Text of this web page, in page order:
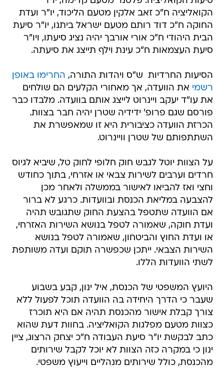
הבית היהודי ח"כ אורי אורבך יהיה נציג סיעתו, ויו"ר
סיעת העצמאות ח"כ עינת וילף תייצג את סיעתה.
הסיעות החרדיות  ש"ס ויהדות התורה,החרימו באופן
את עו"ד יעקב ויינרוט לייצג אותם בוועדה. מלבדו כבר
פורסם שגם פרופ' ידידיה שטרן יהיה חבר בצוות.
הכרזת הוועדה כציבורית היא זו שמאפשרת את
השתתפותם של שטרן וויינרוט.
על הצוות יוטל לגבש חוק חלופי לחוק טל, שיביא לגיוס
וחצי ואז להביאו לאישור בממשלה ולאחר מכן
להצבעה במליאת הכנסת ובוועדות. כרגע לא ברור
אם הוועדה שתטפל בהצעת החוק שתגובש תהיה
ועדת חוקה, שאמורה לטפל בנושא השירות האזרחי,
או ועדת החוץ והביטחון, שאמורה לטפל בנושא
השירות הצבאי. ייתכן שכפשרה תוקם ועדה משותפת
לשתי הוועדות הללו.
היועץ המשפטי של הכנסת, איל ינון, קבע בשבוע
צורך קבלת אישור מהכנסת תהיה אם היא תוכרז
כצוות מטעם מפלגות הקואליציה. בחוות דעת שהוא
כתב לבקשת יו"ר סיעת העבודה ח"כ יצחק הרצוג, ציין
ינון כי במקרה כזה הצוות לא יוכל לקבל שירותים
מהכנסת, כולל שירותים מנהליים וייעוץ משפטי.
בעקבות חוות הדעת - הדרך לפתור את הקונפליקט
הוא להכריז על הצוות כ"צוות מטעם מפלגות